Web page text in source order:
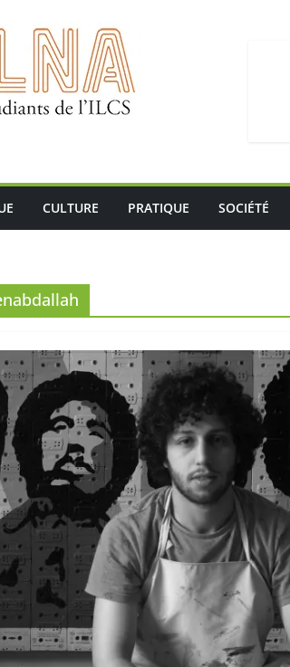
CULTURE PRATIQUE SOCIÉTÉ